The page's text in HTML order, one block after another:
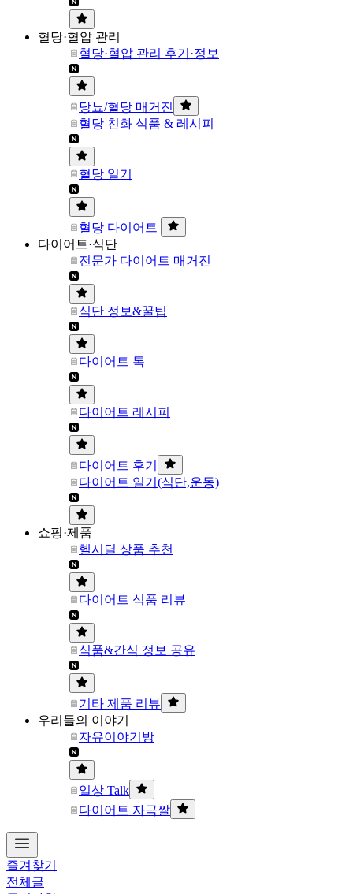
혈당·혈압 관리
혈당·혈압 관리 후기·정보
당뇨/혈당 매거진
혈당 친화 식품 & 레시피
혈당 일기
혈당 다이어트
다이어트·식단
전문가 다이어트 매거진
식단 정보&꿀팁
다이어트 톡
다이어트 레시피
다이어트 후기
다이어트 일기(식단,운동)
쇼핑·제품
헬시딜 상품 추천
다이어트 식품 리뷰
식품&간식 정보 공유
기타 제품 리뷰
우리들의 이야기
자유이야기방
일상 Talk
다이어트 자극짤
즐겨찾기
전체글